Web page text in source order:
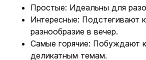
Простые: Идеальны для
Интересные: Подстегивают
разнообразие в вечер.
Самые горячие: Побуждают
деликатным темам.
Ввойти